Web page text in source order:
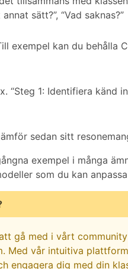
sätt?”, “Vad saknas?”
exempel kan du behålla
“Steg 1: Identifiera känd
sedan sitt
exempel i många
som du kan
gå med i vårt
Med vår intuitiva
engagera dig med din